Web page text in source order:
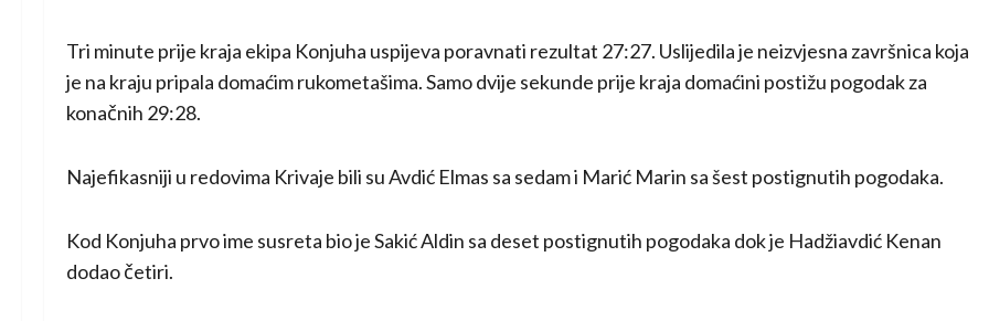
Tri minute prije kraja ekipa Konjuha uspijeva poravnati rezultat 27:27. Uslijedila je neizvjesna završnica koja
je na kraju pripala domaćim rukometašima. Samo dvije sekunde prije kraja domaćini postižu pogodak za
konačnih 29:28.
Najefikasniji u redovima Krivaje bili su Avdić Elmas sa sedam i Marić Marin sa šest postignutih pogodaka.
Kod Konjuha prvo ime susreta bio je Sakić Aldin sa deset postignutih pogodaka dok je Hadžiavdić Kenan
dodao četiri.